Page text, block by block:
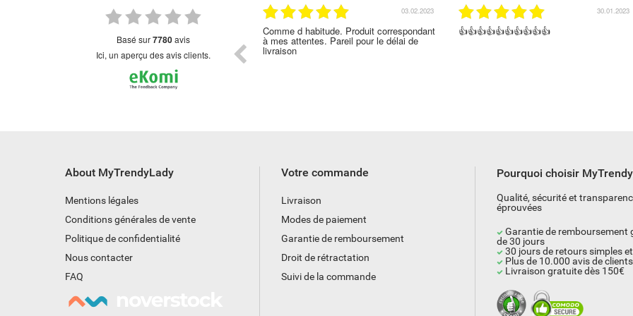
basé sur7780avis
Ici, un aperçu des avis clients.
03.02.2023
Comme d habitude. Produit correspondant
à mes attentes. Pareil pour le délai de
livraison
30.01.2023
👍👍👍👍👍👍👍👍👍👍 Livraison rapide . Produit
About MyTrendyLady
Mentions légales
Conditions générales de vente
Politique de confidentialité
Nous contacter
FAQ
Votre commande
Livraison
Modes de paiement
Garantie de remboursement
Droit de rétractation
Suivi de la commande
Pourquoi choisir
Qualité, sécurité et
éprouvées
Garantie de remboursement
de 30 jours
30 jours de retours simples
Plus de 10.000 avis de
Livraison gratuite dès 150€